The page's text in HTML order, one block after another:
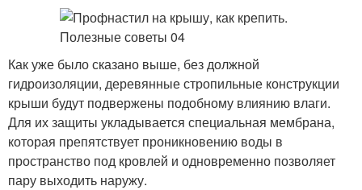
Как уже было сказано выше, без должной
гидроизоляции, деревянные стропильные конструкции
крыши будут подвержены подобному влиянию влаги.
Для их защиты укладывается специальная мембрана,
которая препятствует проникновению воды в
пространство под кровлей и одновременно позволяет
пару выходить наружу.